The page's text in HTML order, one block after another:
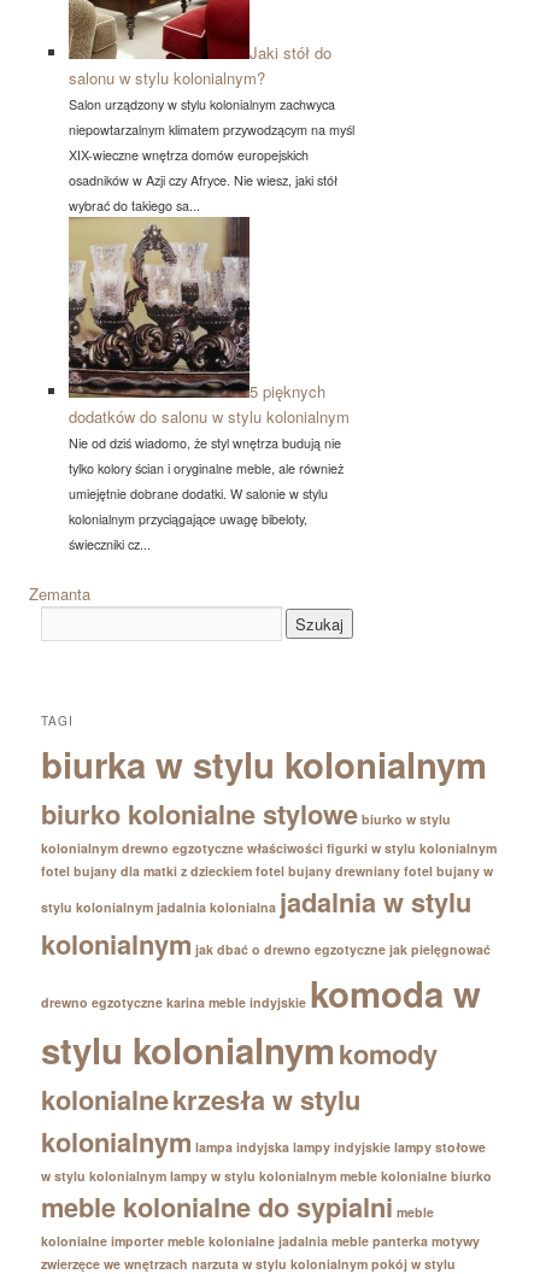
Jaki stół do
salonu w stylu kolonialnym?
Salon urządzony w stylu kolonialnym zachwyca
niepowtarzalnym klimatem przywodzącym na myśl
XIX-wieczne wnętrza domów europejskich
osadników w Azji czy Afryce. Nie wiesz, jaki stół
wybrać do takiego sa...
5 pięknych
dodatków do salonu w stylu kolonialnym
Nie od dziś wiadomo, że styl wnętrza budują nie
tylko kolory ścian i oryginalne meble, ale również
umiejętnie dobrane dodatki. W salonie w stylu
kolonialnym przyciągające uwagę bibeloty,
świeczniki cz...
Zemanta
TAGI
biurka w stylu kolonialnym
biurko kolonialne stylowe biurko w stylu
kolonialnym drewno egzotyczne właściwości figurki w stylu kolonialnym
fotel bujany dla matki z dzieckiem fotel bujany drewniany fotel bujany w
stylu kolonialnym jadalnia kolonialna jadalnia w stylu
kolonialnym jak dbać o drewno egzotyczne jak pielęgnować
drewno egzotyczne karina meble indyjskie komoda w
stylu kolonialnymkomody
kolonialnekrzesła w stylu
kolonialnym lampa indyjska lampy indyjskie lampy stołowe
w stylu kolonialnym lampy w stylu kolonialnym meble kolonialne biurko
meble kolonialne do sypialni meble
kolonialne importer meble kolonialne jadalnia meble panterka motywy
zwierzęce we wnętrzach narzuta w stylu kolonialnym pokój w stylu